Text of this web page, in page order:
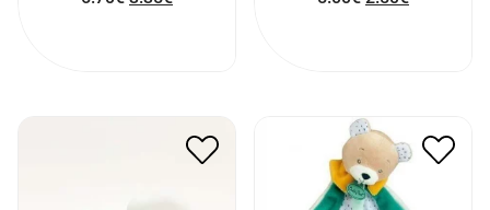
SUCETTE
12.00€ 6.00€